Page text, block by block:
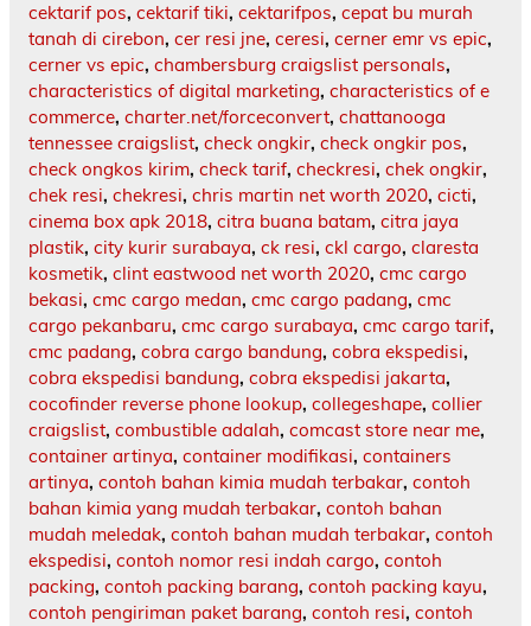
cektarif pos, cektarif tiki, cektarifpos, cepat bu murah
tanah di cirebon, cer resi jne, ceresi, cerner emr vs epic,
cerner vs epic, chambersburg craigslist personals,
characteristics of digital marketing, characteristics of e
commerce, charter.net/forceconvert, chattanooga
tennessee craigslist, check ongkir, check ongkir pos,
check ongkos kirim, check tarif, checkresi, chek ongkir,
chek resi, chekresi, chris martin net worth 2020, cicti,
cinema box apk 2018, citra buana batam, citra jaya
plastik, city kurir surabaya, ck resi, ckl cargo, claresta
kosmetik, clint eastwood net worth 2020, cmc cargo
bekasi, cmc cargo medan, cmc cargo padang, cmc
cargo pekanbaru, cmc cargo surabaya, cmc cargo tarif,
cmc padang, cobra cargo bandung, cobra ekspedisi,
cobra ekspedisi bandung, cobra ekspedisi jakarta,
cocofinder reverse phone lookup, collegeshape, collier
craigslist, combustible adalah, comcast store near me,
container artinya, container modifikasi, containers
artinya, contoh bahan kimia mudah terbakar, contoh
bahan kimia yang mudah terbakar, contoh bahan
mudah meledak, contoh bahan mudah terbakar, contoh
ekspedisi, contoh nomor resi indah cargo, contoh
packing, contoh packing barang, contoh packing kayu,
contoh pengiriman paket barang, contoh resi, contoh